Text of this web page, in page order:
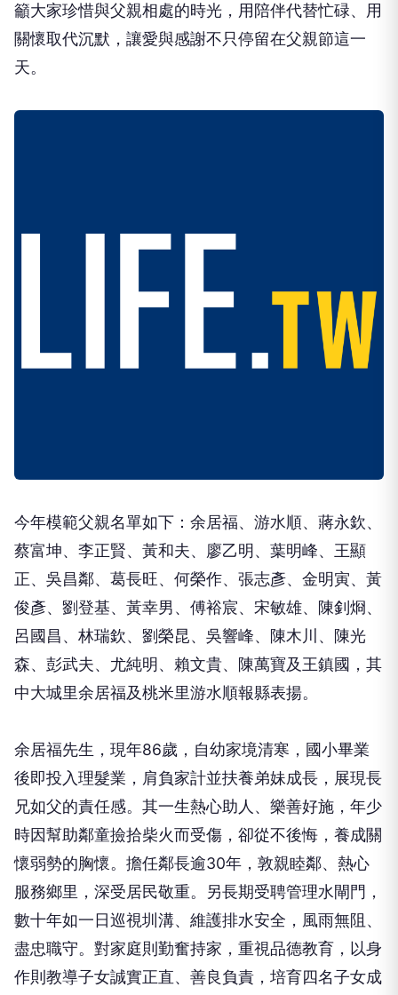
籲大家珍惜與父親相處的時光，用陪伴代替忙碌、用
關懷取代沉默，讓愛與感謝不只停留在父親節這一
天。
今年模範父親名單如下：余居福、游水順、蔣永欽、
蔡富坤、李正賢、黃和夫、廖乙明、葉明峰、王顯
正、吳昌鄰、葛長旺、何榮作、張志彥、金明寅、黃
俊彥、劉登基、黃幸男、傅裕宸、宋敏雄、陳釗烱、
呂國昌、林瑞欽、劉榮昆、吳響峰、陳木川、陳光
森、彭武夫、尤純明、賴文貴、陳萬寶及王鎮國，其
中大城里余居福及桃米里游水順報縣表揚。
余居福先生，現年86歲，自幼家境清寒，國小畢業
後即投入理髮業，肩負家計並扶養弟妹成長，展現長
兄如父的責任感。其一生熱心助人、樂善好施，年少
時因幫助鄰童撿拾柴火而受傷，卻從不後悔，養成關
懷弱勢的胸懷。擔任鄰長逾30年，敦親睦鄰、熱心
服務鄉里，深受居民敬重。另長期受聘管理水閘門，
數十年如一日巡視圳溝、維護排水安全，風雨無阻、
盡忠職守。對家庭則勤奮持家，重視品德教育，以身
作則教導子女誠實正直、善良負責，培育四名子女成